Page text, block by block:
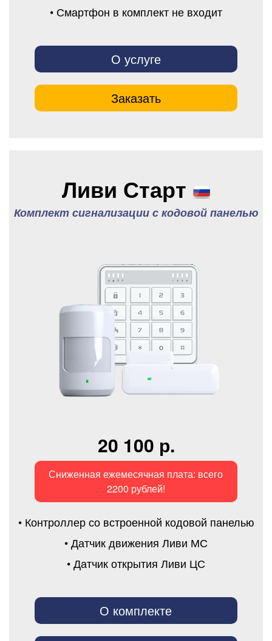
• Смартфон в комплект не входит
О услуге
Заказать
Ливи Старт
Комплект сигнализации с кодовой панелью
20 100 р.
Сниженная ежемесячная плата: всего
2200 рублей!
• Контроллер со встроенной кодовой панелью
• Датчик движения Ливи МС
• Датчик открытия Ливи ЦС
О комплекте